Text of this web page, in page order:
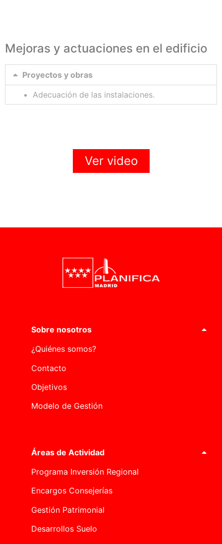
Mejoras y actuaciones en el edificio
Proyectos y obras
Adecuación de las instalaciones.
Ver video
Sobre nosotros
¿Quiénes somos?
Contacto
Objetivos
Modelo de Gestión
Áreas de Actividad
Programa Inversión Regional
Encargos Consejerías
Gestión Patrimonial
Desarrollos Suelo